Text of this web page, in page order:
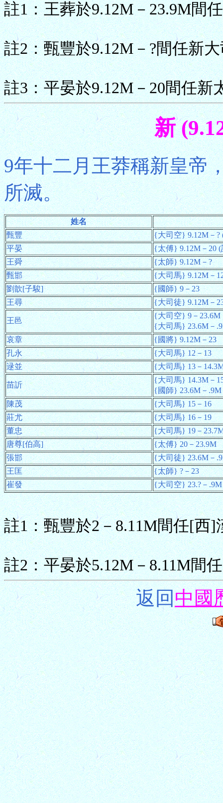
註1：王葬於9.12M－23.9M間
註2：甄豐於9.12M－?間任新
註3：平晏於9.12M－20間任新
新
9年十二月王莽稱新皇帝
所滅。
姓名
甄豐
{大司空} 9.12M－?
平晏
{太傅} 9.12M－20 (
王舜
{太師} 9.12M－?
甄邯
{大司馬} 9.12M－
劉歆[子駿]
{國師} 9－23
王尋
{大司徒} 9.12M－
王邑
{大司空} 9－23.6M
{大司馬} 23.6M－
哀章
{國將} 9.12M－23
孔永
{大司馬} 12－13
逯並
{大司馬} 13－
苗訢
{大司馬} 14.3M－
{國師} 23.6M－.9M
陳茂
{大司馬} 15－16
莊尤
{大司馬} 16－19
董忠
{大司馬} 19－
唐尊[伯高]
{太傅} 20－23.9M
張邯
{大司徒} 23.6M－
王匡
{太師} ?－23
崔發
{大司空} 23.?－.9M
註1：甄豐於2－8.11M間任[西]
註2：平晏於5.12M－8.11M間
返回中國